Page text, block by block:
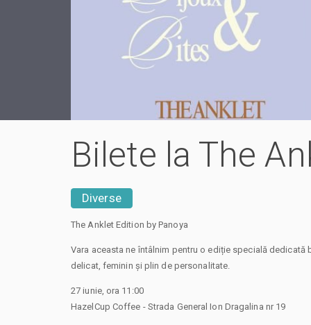
Bilete la The
Diverse
The Anklet Edition by Panoya
Vara aceasta ne întâlnim pentru o ediție specială dedicată
delicat, feminin și plin de personalitate.
27 iunie, ora 11:00
HazelCup Coffee - Strada General Ion Dragalina nr 19